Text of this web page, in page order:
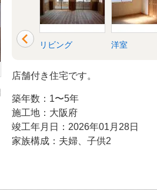
リビング 洋室
店舗付き住宅です。
築年数：1〜5年
施工地：大阪府
竣工年月日：2026年01月28日
家族構成：夫婦、子供2